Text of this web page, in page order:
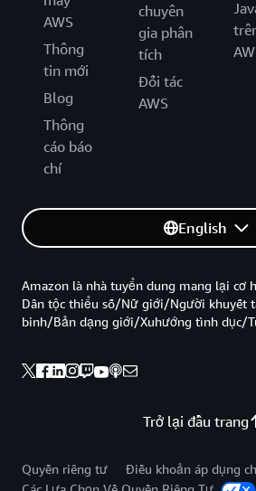
AWS
Thông
tin mới
Blog
Thông
cáo báo
chí
chuyên
gia phân
tích
Đối tác
AWS
English
Trở lại đầu trang
Amazon là nhà tuyển dung mang lại cơ
Dân tộc thiểu số/Nữ giới/Người khuyết
binh/Bản dạng giới/Xuhướng tình dục/
Quyền riêng tư
Điều khoản áp dụng